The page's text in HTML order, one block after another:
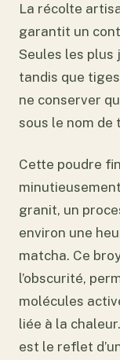
La récolte
garantit un
Seules les plus
tandis que
ne conserver
sous le nom de
Cette poudre
granit, un
environ une
matcha. Ce
l’obscurité,
molécules
liée à la
est le reflet